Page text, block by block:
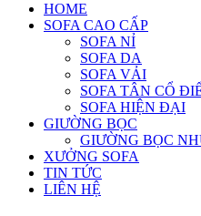
HOME
SOFA CAO CẤP
SOFA NỈ
SOFA DA
SOFA VẢI
SOFA TÂN CỔ
SOFA HIỆN ĐẠI
GIƯỜNG BỌC
GIƯỜNG BỌC
XƯỞNG SOFA
TIN TỨC
LIÊN HỆ